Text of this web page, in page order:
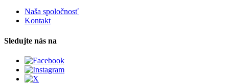
Naša spoločnosť
Kontakt
Sledujte nás na